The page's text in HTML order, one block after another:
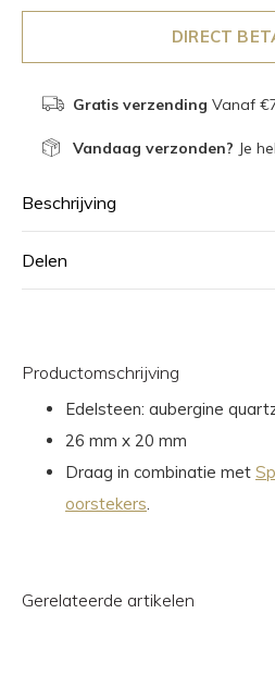
DIRECT
Gratis verzending Vanaf
Vandaag verzonden? Je
Beschrijving
Delen
Productomschrijving
Edelsteen: aubergine
26 mm x 20 mm
Draag in combinatie met
oorstekers
Gerelateerde artikelen